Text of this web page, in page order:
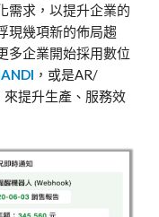
需求，以提升企業的
現幾項新的佈局趨
多企業開始採用數位
，或是AR/
提升生產、服務效